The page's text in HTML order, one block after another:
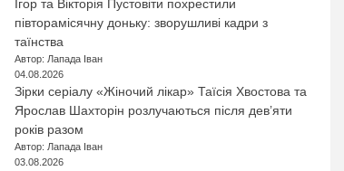
Ігор та Вікторія Пустовіти похрестили
півторамісячну доньку: зворушливі кадри з
таїнства
Автор: Лапада Іван
04.08.2026
Зірки серіалу «Жіночий лікар» Таїсія Хвостова та
Ярослав Шахторін розлучаються після дев’яти
років разом
Автор: Лапада Іван
03.08.2026